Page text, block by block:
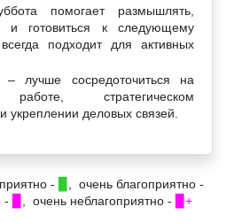
помогает размышлять,
и готовиться к следующему
подходит для активных
– лучше сосредоточиться на
работе, стратегическом
укреплении деловых связей.
-
, очень благоприятно -
- , очень неблагоприятно - ▉+